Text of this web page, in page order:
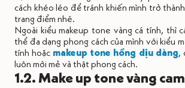
cách khéo léo để tránh khiến mình trở
trang điểm nhé.
Ngoài kiểu makeup tone vàng cá tính, thì
thể đa dạng phong cách của mình với kiểu
tính hoặc makeup tone hồng dịu dàng,
luôn mới mẻ và thật phong cách.
1.2. Make up tone vàng cam